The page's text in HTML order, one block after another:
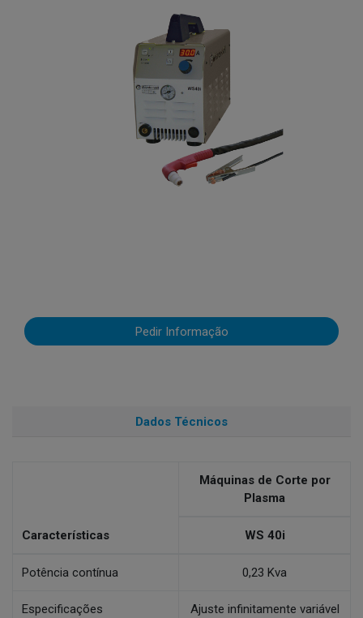
Pedir Informação
Dados Técnicos
Características
Máquinas de Corte por
Plasma
WS 40i
Potência contínua 0,23 Kva
Especificações Ajuste infinitamente variável